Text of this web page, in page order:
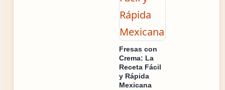
Fresas con
Crema: La
Receta Fácil
y Rápida
Mexicana